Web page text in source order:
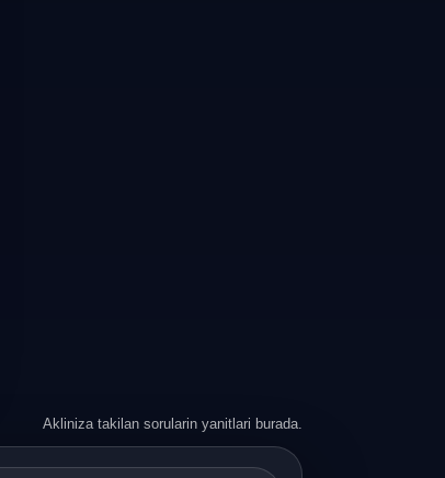
Akliniza takilan sorularin yanitlari burada.